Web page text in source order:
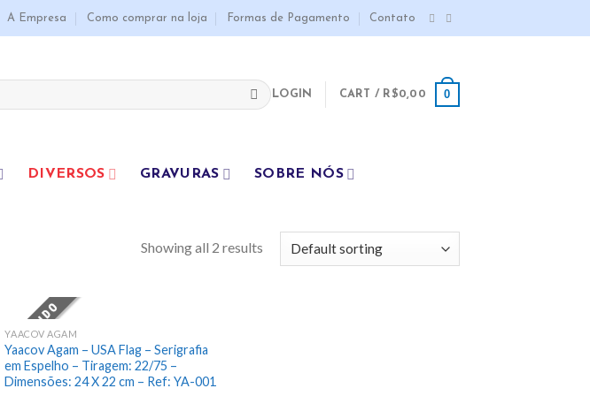
A Empresa Como comprar na loja Formas de Pagamento Contato
LOGIN CART / R$0,00 0
DIVERSOS GRAVURAS SOBRE NÓS
Showing all 2 results
VENDIDO
Add
to
wishlist
YAACOV AGAM
Yaacov Agam – USA Flag – Serigrafia
em Espelho – Tiragem: 22/75 –
Dimensões: 24 X 22 cm – Ref: YA-001